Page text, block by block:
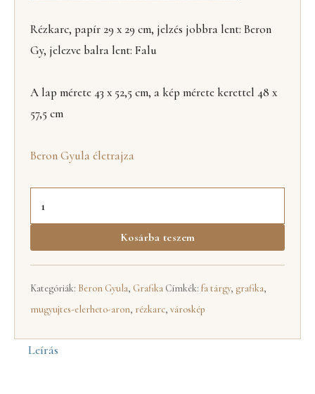
Rézkarc, papír 29 x 29 cm, jelzés jobbra lent: Beron
Gy, jelezve balra lent: Falu
A lap mérete 43 x 52,5 cm, a kép mérete kerettel 48 x
57,5 cm
Beron Gyula életrajza
Kosárba teszem
Kategóriák: Beron Gyula, Grafika Címkék: fa tárgy, grafika,
mugyujtes-elerheto-aron, rézkarc, városkép
Leírás